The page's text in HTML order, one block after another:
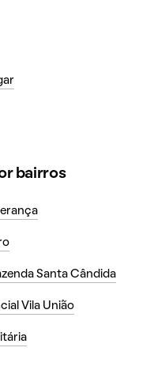
bairros
Santa Cândida
Vila União